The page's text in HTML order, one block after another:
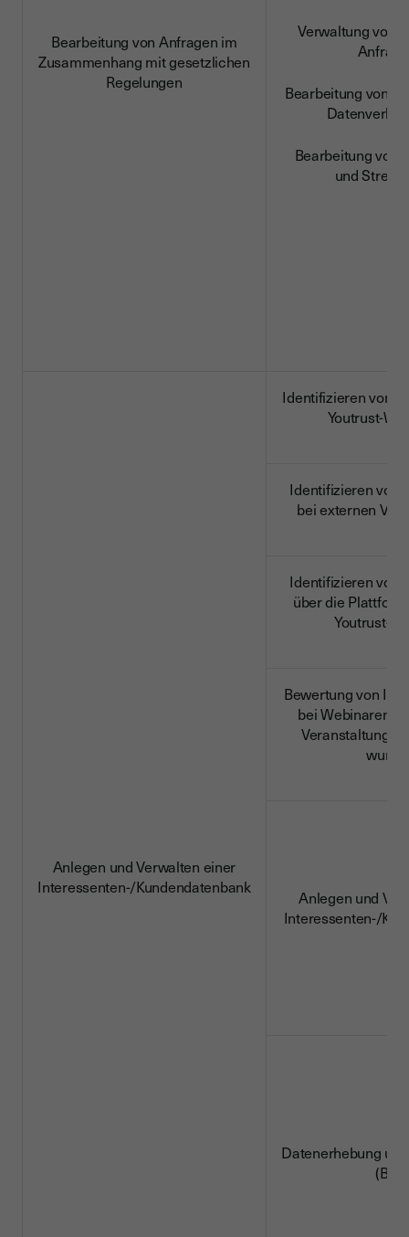
Bearbeitung von Anfragen im
Zusammenhang mit gesetzlichen
Regelungen
Verwaltung von
Bearbeitung von
Bearbeitung von
und
Anlegen und Verwalten einer
Interessenten-/Kundendatenbank
Identifizieren von
Youtrust-
Identifizieren von
bei externen
Identifizieren von
über die
Youtrust-
Bewertung von
bei Webinaren
Anlegen und
Interessenten-/
Datenerhebung
(B2B